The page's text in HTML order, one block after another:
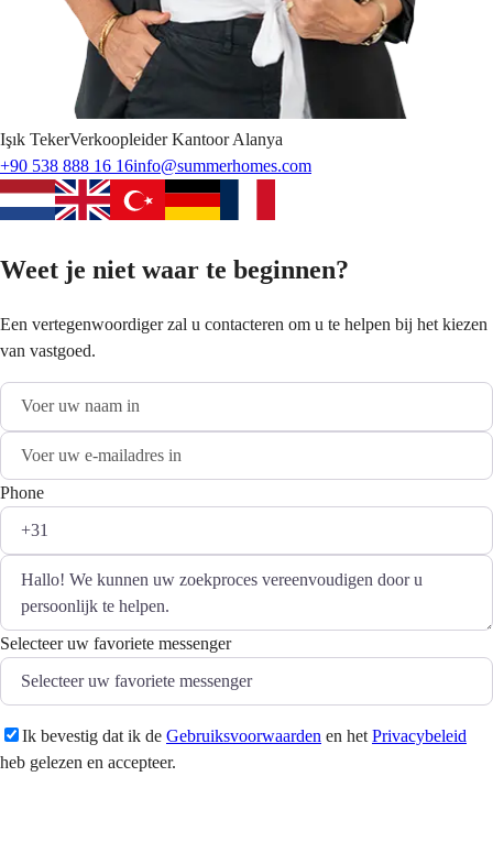
Işık TekerVerkoopleider Kantoor Alanya
+90 538 888 16 16info@summerhomes.com
Weet je niet waar te beginnen?
Een vertegenwoordiger zal u contacteren om u te helpen bij het kiezen
van vastgoed.
Phone
Selecteer uw favoriete messenger
Ik bevestig dat ik de Gebruiksvoorwaarden en het Privacybeleid
heb gelezen en accepteer.